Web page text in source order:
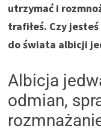
utrzymać i
trafiłeś. Czy
do świata albicji
Albicja
odmian,